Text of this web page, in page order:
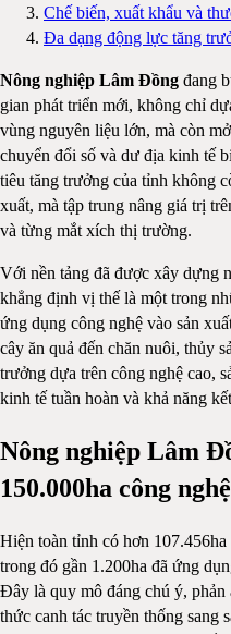
Chế biến, xuất khẩu và
Đa dạng động lực tăng
Nông nghiệp Lâm Đồng đang
gian phát triển mới, không chỉ
vùng nguyên liệu lớn, mà còn
chuyển đổi số và dư địa kinh tế
tiêu tăng trưởng của tỉnh không
xuất, mà tập trung nâng giá trị
và từng mắt xích thị trường.
Với nền tảng đã được xây dựng
khẳng định vị thế là một trong
ứng dụng công nghệ vào sản
cây ăn quả đến chăn nuôi, thủy
trưởng dựa trên công nghệ cao,
kinh tế tuần hoàn và khả năng
Nông nghiệp Lâm
150.000ha công
Hiện toàn tỉnh có hơn
trong đó gần 1.200ha đã ứng
Đây là quy mô đáng chú ý,
thức canh tác truyền thống sang